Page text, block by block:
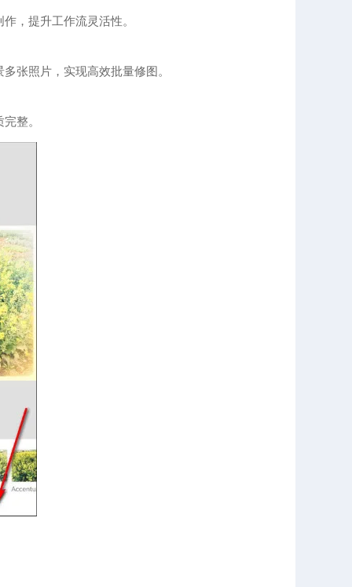
，提升工作流灵活性。
张照片，实现高效批量修图。
整。